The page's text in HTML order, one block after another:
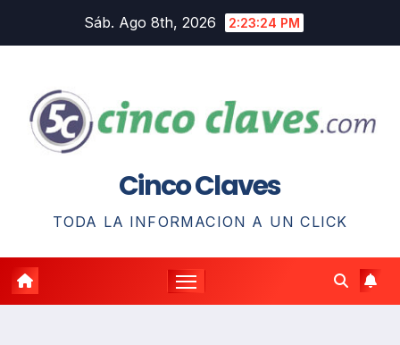
Sáb. Ago 8th, 2026 2:23:25 PM
Cinco Claves
TODA LA INFORMACION A UN CLICK